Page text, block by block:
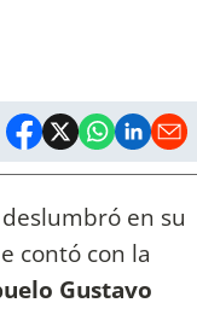
en su
contó con la
Gustavo